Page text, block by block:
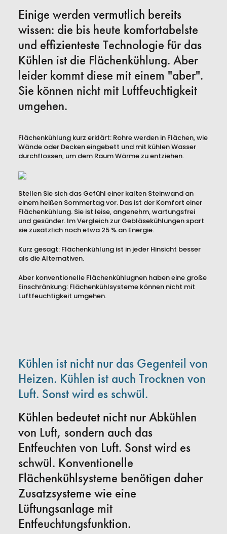
Einige werden vermutlich bereits
wissen: die bis heute komfortabelste
und effizienteste Technologie für das
Kühlen ist die Flächenkühlung. Aber
leider kommt diese mit einem "aber".
Sie können nicht mit Luftfeuchtigkeit
umgehen.
Flächenkühlung kurz erklärt: Rohre werden in Flächen, wie
Wände oder Decken eingebett und mit kühlen Wasser
durchflossen, um dem Raum Wärme zu entziehen.
Stellen Sie sich das Gefühl einer kalten Steinwand an
einem heißen Sommertag vor. Das ist der Komfort einer
Flächenkühlung. Sie ist leise, angenehm, wartungsfrei
und gesünder. Im Vergleich zur Gebläsekühlungen spart
sie zusätzlich noch etwa 25 % an Energie.
Kurz gesagt: Flächenkühlung ist in jeder Hinsicht besser
als die Alternativen.
Aber konventionelle Flächenkühlugnen haben eine große
Einschränkung: Flächenkühlsysteme können nicht mit
Luftfeuchtigkeit umgehen.
Kühlen ist nicht nur das Gegenteil von
Heizen. Kühlen ist auch Trocknen von
Luft. Sonst wird es schwül.
Kühlen bedeutet nicht nur Abkühlen
von Luft, sondern auch das
Entfeuchten von Luft. Sonst wird es
schwül. Konventionelle
Flächenkühlsysteme benötigen daher
Zusatzsysteme wie eine
Lüftungsanlage mit
Entfeuchtungsfunktion.